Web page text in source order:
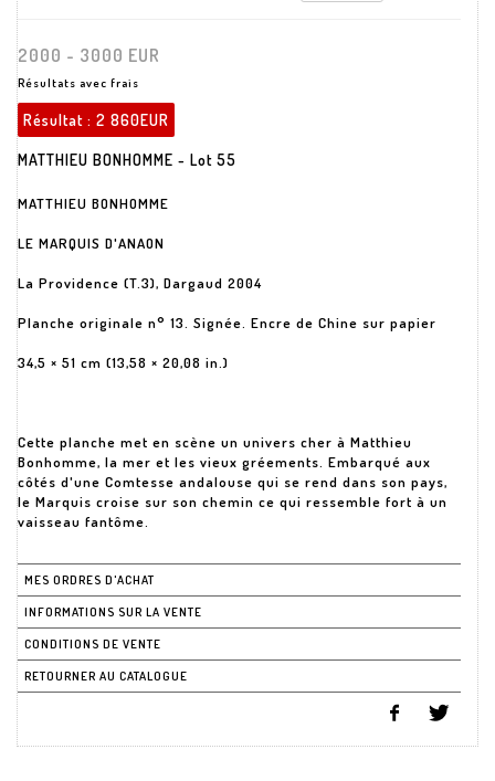
2000 - 3000 EUR
Résultats avec frais
Résultat : 2 860EUR
MATTHIEU BONHOMME - Lot 55
MATTHIEU BONHOMME
LE MARQUIS D'ANAON
La Providence (T.3), Dargaud 2004
Planche originale n° 13. Signée. Encre de Chine sur papier
34,5 × 51 cm (13,58 × 20,08 in.)
Cette planche met en scène un univers cher à Matthieu
Bonhomme, la mer et les vieux gréements. Embarqué aux
côtés d'une Comtesse andalouse qui se rend dans son pays,
le Marquis croise sur son chemin ce qui ressemble fort à un
vaisseau fantôme.
MES ORDRES D'ACHAT
INFORMATIONS SUR LA VENTE
CONDITIONS DE VENTE
RETOURNER AU CATALOGUE